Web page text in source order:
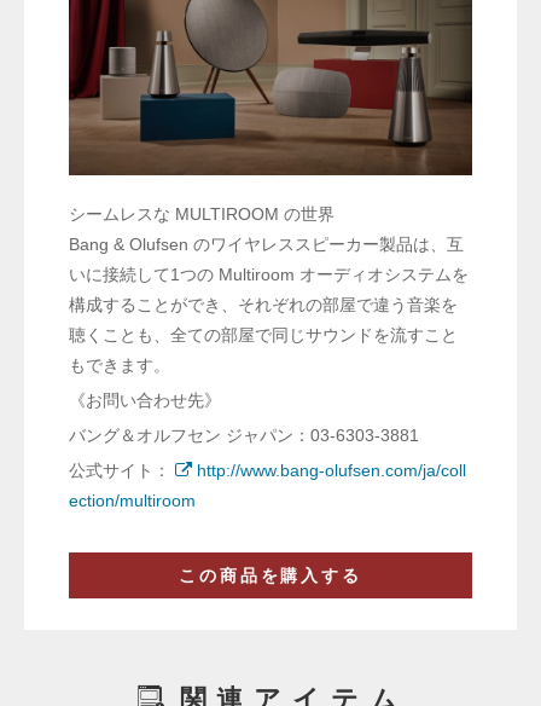
シームレスな MULTIROOM の世界
Bang & Olufsen のワイヤレススピーカー製品は、互
いに接続して1つの Multiroom オーディオシステムを
構成することができ、それぞれの部屋で違う音楽を
聴くことも、全ての部屋で同じサウンドを流すこと
もできます。
《お問い合わせ先》
バング＆オルフセン ジャパン：03-6303-3881
公式サイト：
http://www.bang-olufsen.com/ja/coll
ection/multiroom
この商品を購入する
関連アイテム